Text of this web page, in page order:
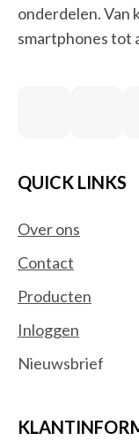
onderdelen. Van
smartphones tot
QUICK LINKS
Over ons
Contact
Producten
Inloggen
Nieuwsbrief